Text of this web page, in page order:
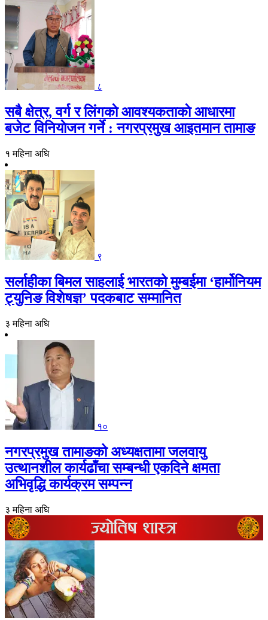
८
सबै क्षेत्र, वर्ग र लिंगकाे आवश्यकताकाे आधारमा
बजेट विनियाेजन गर्ने : नगरप्रमुख आइतमान तामाङ
१ महिना अघि
९
सर्लाहीका बिमल साहलाई भारतको मुम्बईमा ‘हार्मोनियम
ट्युनिङ विशेषज्ञ’ पदकबाट सम्मानित
३ महिना अघि
१०
नगरप्रमुख तामाङको अध्यक्षतामा जलवायु
उत्थानशील कार्यढाँचा सम्बन्धी एकदिने क्षमता
अभिवृद्धि कार्यक्रम सम्पन्न
३ महिना अघि